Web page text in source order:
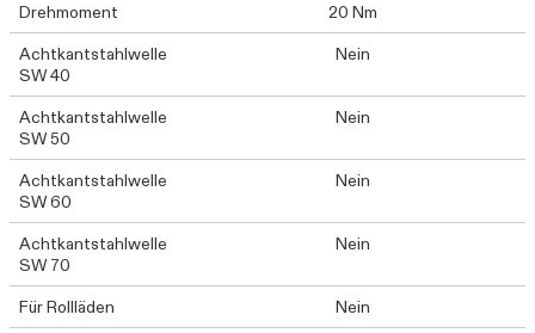
Drehmoment
20 Nm
Achtkantstahlwelle
SW 40
Nein
Achtkantstahlwelle
SW 50
Nein
Achtkantstahlwelle
SW 60
Nein
Achtkantstahlwelle
SW 70
Nein
Für Rollläden
Nein